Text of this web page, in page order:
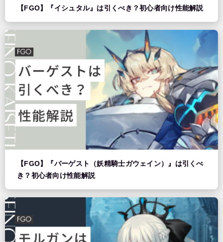
【FGO】『イシュタル』は引くべき？初心者向け性能解説
【FGO】『バーゲスト（妖精騎士ガウェイン）』は引くべ
き？初心者向け性能解説